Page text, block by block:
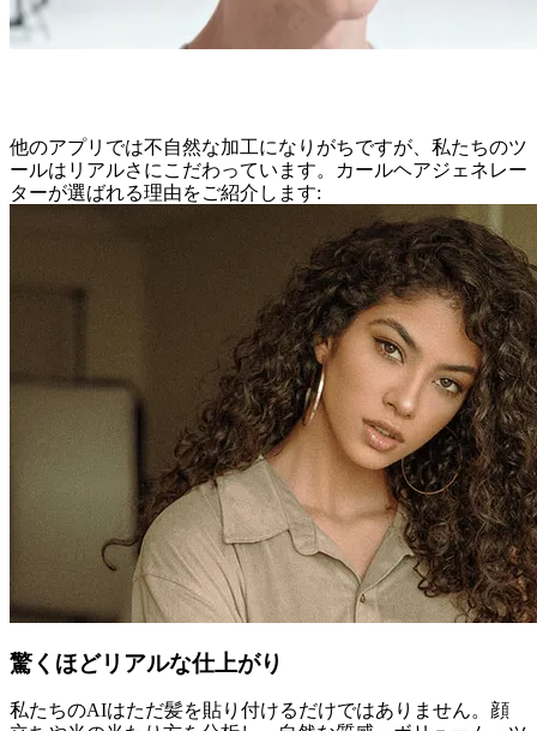
他のアプリでは不自然な加工になりがちですが、私たちのツ
ールはリアルさにこだわっています。カールヘアジェネレー
ターが選ばれる理由をご紹介します:
驚くほどリアルな仕上がり
私たちのAIはただ髪を貼り付けるだけではありません。顔